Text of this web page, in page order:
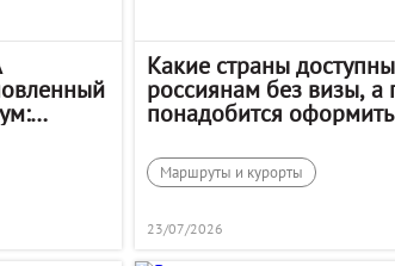
Какие страны доступны
россиянам без визы, а
понадобится оформить
Маршруты и курорты
23/07/2026